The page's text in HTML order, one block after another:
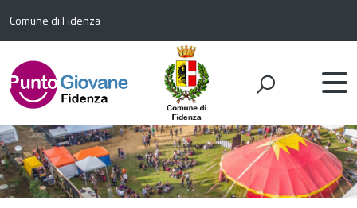
Comune di Fidenza